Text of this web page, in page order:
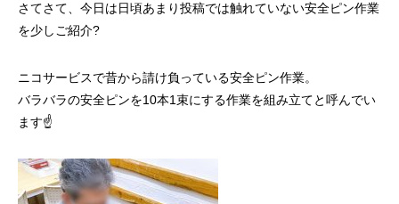
さてさて、今日は日頃あまり投稿では触れていない安全ピン作業
を少しご紹介?
ニコサービスで昔から請け負っている安全ピン作業。
バラバラの安全ピンを10本1束にする作業を組み立てと呼んでい
ます☝️